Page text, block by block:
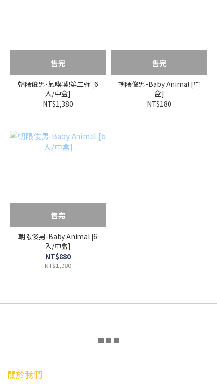
售完
朝隈俊男-氣噗噗!第二彈 [6
入/中盒]
NT$1,380
售完
朝隈俊男-Baby Animal [單
盒]
NT$180
售完
朝隈俊男-Baby Animal [6
入/中盒]
NT$880
NT$1,080
關於我們